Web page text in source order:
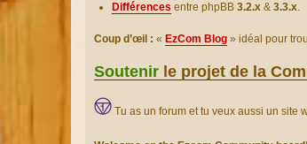
Différences entre phpBB 3.2.x & 3.3.x.
Coup d’œil : « EzCom Blog » idéal pour
Soutenir le projet de la
Tu as un forum et tu veux aussi un site